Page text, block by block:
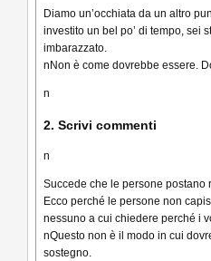
Diamo un’occhiata da un altro
investito un bel po’ di tempo, sei
imbarazzato.
nNon è come dovrebbe essere.
n
2. Scrivi commenti
n
Succede che le persone postano
Ecco perché le persone non
nessuno a cui chiedere perché i
nQuesto non è il modo in cui
sostegno.